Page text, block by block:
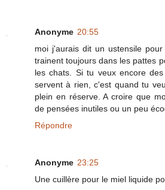
Anonyme 20:55
moi j'aurais dit un ustensile
trainent toujours dans les pattes
les chats. Si tu veux encore
servent à rien, c'est quand tu
plein en réserve. A croire que
de pensées inutiles ou un peu
Répondre
Anonyme 23:25
Une cuillère pour le miel liquide